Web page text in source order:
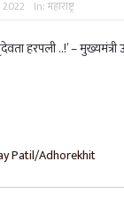
टी-२० विश्वचषकानंतर
In: महाराष्ट्र
Patil/Adhorekhit